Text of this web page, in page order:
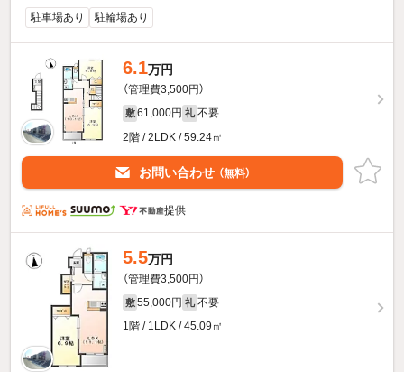
駐車場あり 駐輪場あり
6.1万円
（管理費3,500円）
敷 61,000円 礼 不要
2階 / 2LDK / 59.24㎡
お問い合わせ （無料）
提供
5.5万円
（管理費3,500円）
敷 55,000円 礼 不要
1階 / 1LDK / 45.09㎡